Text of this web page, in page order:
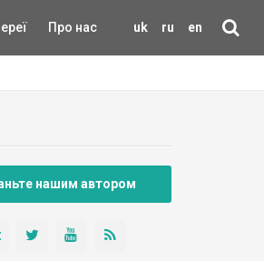
uk ru en
Про нас
нашим автором